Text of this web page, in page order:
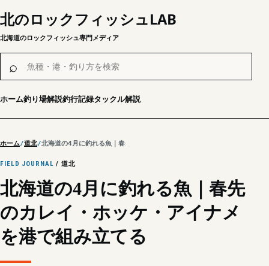
北のロックフィッシュLAB
北海道のロックフィッシュ専門メディア
魚種・港・釣り方を検索
⌕
ホーム釣り場解説釣行記録タックル解説
ホーム 道北 北海道の4月に釣れる魚｜春先のカレイ・ホッケ・アイナメを港で組み立て
FIELD JOURNAL / 道北
北海道の4月に釣れる魚｜春先
のカレイ・ホッケ・アイナメ
を港で組み立てる